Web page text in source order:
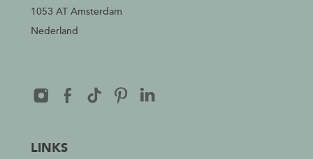
1053 AT Amsterdam
Nederland
LINKS